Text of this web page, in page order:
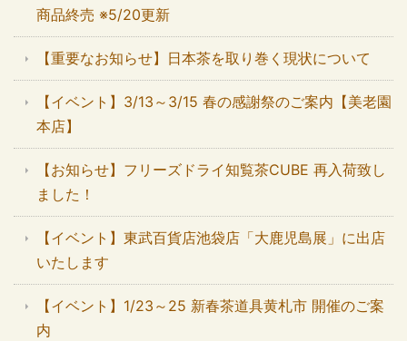
商品終売 ※5/20更新
【重要なお知らせ】日本茶を取り巻く現状について
【イベント】3/13～3/15 春の感謝祭のご案内【美老園
本店】
【お知らせ】フリーズドライ知覧茶CUBE 再入荷致し
ました！
【イベント】東武百貨店池袋店「大鹿児島展」に出店
いたします
【イベント】1/23～25 新春茶道具黄札市 開催のご案
内